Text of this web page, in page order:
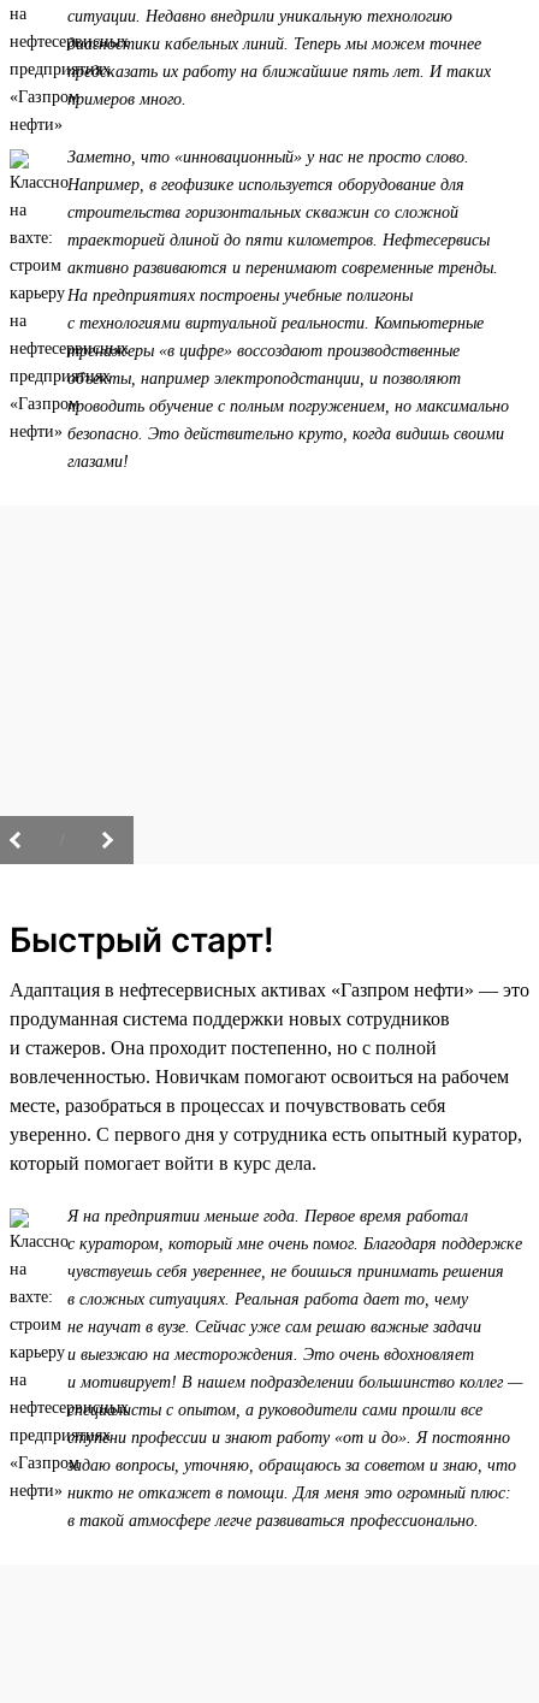
ситуации. Недавно внедрили уникальную технологию
диагностики кабельных линий. Теперь мы можем точнее
предсказать их работу на ближайшие пять лет. И таких
примеров много.
Заметно, что «инновационный» у нас не просто слово.
Например, в геофизике используется оборудование для
строительства горизонтальных скважин со сложной
траекторией длиной до пяти километров. Нефтесервисы
активно развиваются и перенимают современные тренды.
На предприятиях построены учебные полигоны
с технологиями виртуальной реальности. Компьютерные
тренажеры «в цифре» воссоздают производственные
объекты, например электроподстанции, и позволяют
проводить обучение с полным погружением, но максимально
безопасно. Это действительно круто, когда видишь своими
глазами!
Быстрый старт!
Адаптация в нефтесервисных активах «Газпром нефти» — это
продуманная система поддержки новых сотрудников
и стажеров. Она проходит постепенно, но с полной
вовлеченностью. Новичкам помогают освоиться на рабочем
месте, разобраться в процессах и почувствовать себя
уверенно. С первого дня у сотрудника есть опытный куратор,
который помогает войти в курс дела.
Я на предприятии меньше года. Первое время работал
с куратором, который мне очень помог. Благодаря поддержке
чувствуешь себя увереннее, не боишься принимать решения
в сложных ситуациях. Реальная работа дает то, чему
не научат в вузе. Сейчас уже сам решаю важные задачи
и выезжаю на месторождения. Это очень вдохновляет
и мотивирует! В нашем подразделении большинство коллег —
специалисты с опытом, а руководители сами прошли все
ступени профессии и знают работу «от и до». Я постоянно
задаю вопросы, уточняю, обращаюсь за советом и знаю, что
никто не откажет в помощи. Для меня это огромный плюс:
в такой атмосфере легче развиваться профессионально.